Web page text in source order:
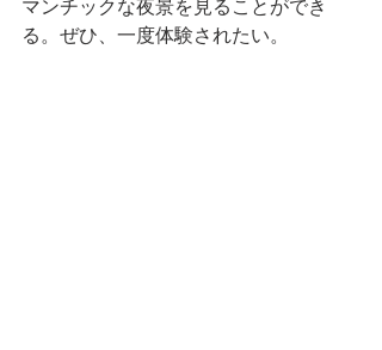
マンチックな夜景を見ることができ
る。ぜひ、一度体験されたい。